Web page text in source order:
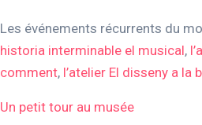
Les événements récurrents du
historia interminable el musical,
comment, l’atelier El disseny a la
Un petit tour au musée